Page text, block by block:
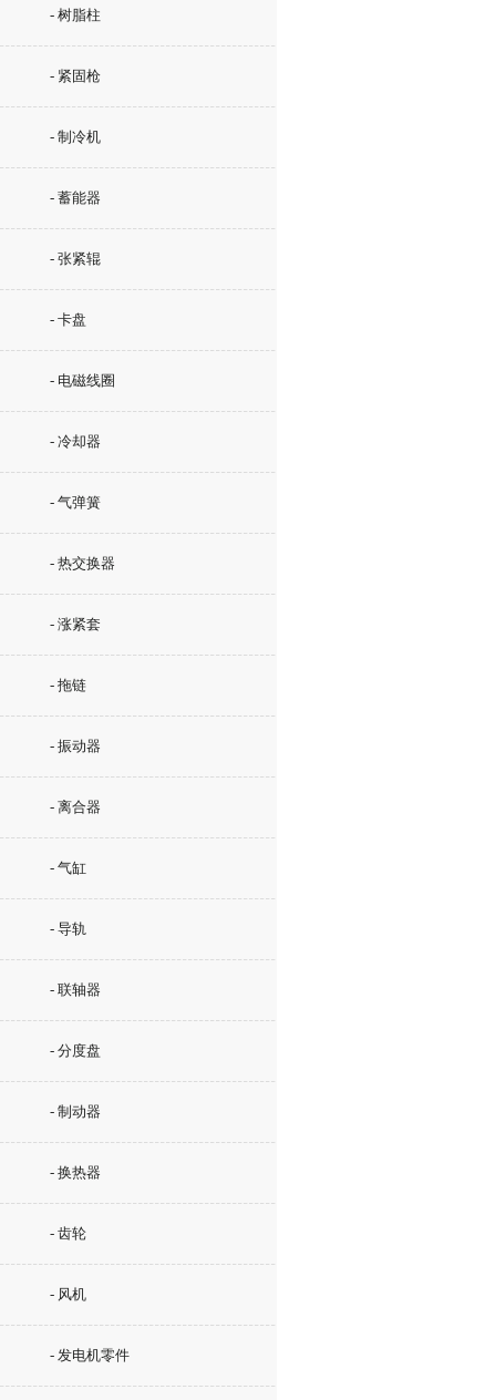
- 树脂柱
- 紧固枪
- 制冷机
- 蓄能器
- 张紧辊
- 卡盘
- 电磁线圈
- 冷却器
- 气弹簧
- 热交换器
- 涨紧套
- 拖链
- 振动器
- 离合器
- 气缸
- 导轨
- 联轴器
- 分度盘
- 制动器
- 换热器
- 齿轮
- 风机
- 发电机零件